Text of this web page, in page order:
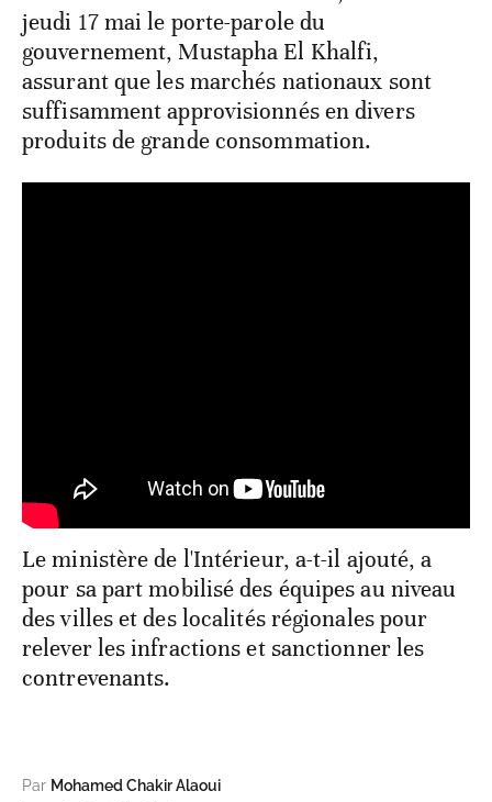
jeudi 17 mai le porte-parole du
gouvernement, Mustapha El Khalfi,
assurant que les marchés nationaux sont
suffisamment approvisionnés en divers
produits de grande consommation.
Le ministère de l'Intérieur, a-t-il ajouté, a
pour sa part mobilisé des équipes au niveau
des villes et des localités régionales pour
relever les infractions et sanctionner les
contrevenants.
Par Mohamed Chakir Alaoui